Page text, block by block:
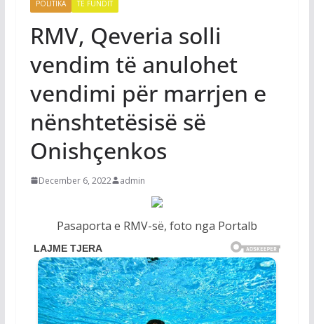
POLITIKA TË FUNDIT
RMV, Qeveria solli
vendim të anulohet
vendimi për marrjen e
nënshtetësisë së
Onishçenkos
December 6, 2022 admin
Pasaporta e RMV-së, foto nga Portalb